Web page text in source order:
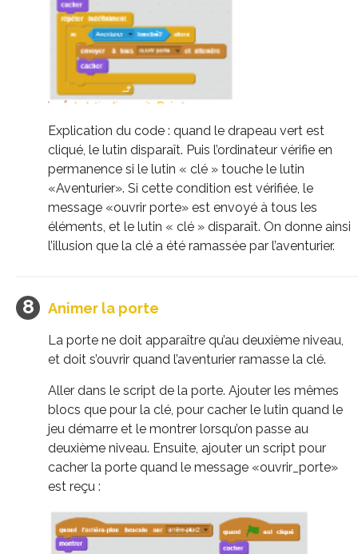
Explication du code : quand le drapeau vert est
cliqué, le lutin disparaît. Puis l’ordinateur vérifie en
permanence si le lutin « clé » touche le lutin
«Aventurier». Si cette condition est vérifiée, le
message «ouvrir porte» est envoyé à tous les
éléments, et le lutin « clé » disparaît. On donne ainsi
l’illusion que la clé a été ramassée par l’aventurier.
Animer la porte
La porte ne doit apparaître qu’au deuxième niveau,
et doit s’ouvrir quand l’aventurier ramasse la clé.
Aller dans le script de la porte. Ajouter les mêmes
blocs que pour la clé, pour cacher le lutin quand le
jeu démarre et le montrer lorsqu’on passe au
deuxième niveau. Ensuite, ajouter un script pour
cacher la porte quand le message «ouvrir_porte»
est reçu :